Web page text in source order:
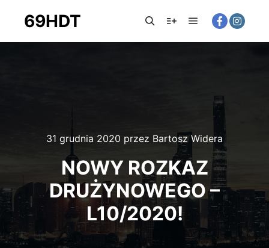
69HDT
31 grudnia 2020 przez Bartosz Widera
NOWY ROZKAZ
DRUŻYNOWEGO –
L10/2020!